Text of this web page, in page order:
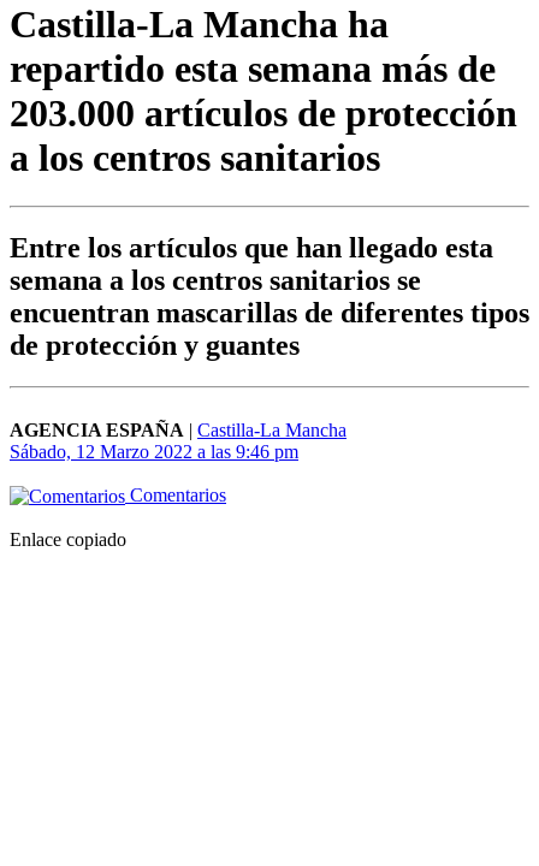
Castilla-La Mancha ha
repartido esta semana más de
203.000 artículos de protección
a los centros sanitarios
Entre los artículos que han llegado esta
semana a los centros sanitarios se
encuentran mascarillas de diferentes tipos
de protección y guantes
AGENCIA ESPAÑA | Castilla-La Mancha
Sábado, 12 Marzo 2022 a las 9:46 pm
Comentarios
Enlace copiado